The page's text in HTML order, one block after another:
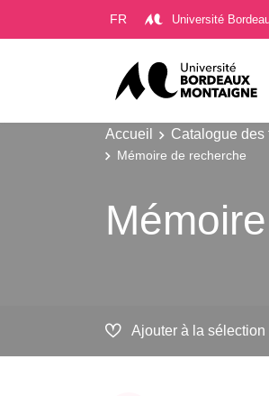
FR Université
Accueil Catalogue des
Mémoire de recherche
Ajouter à la sélection